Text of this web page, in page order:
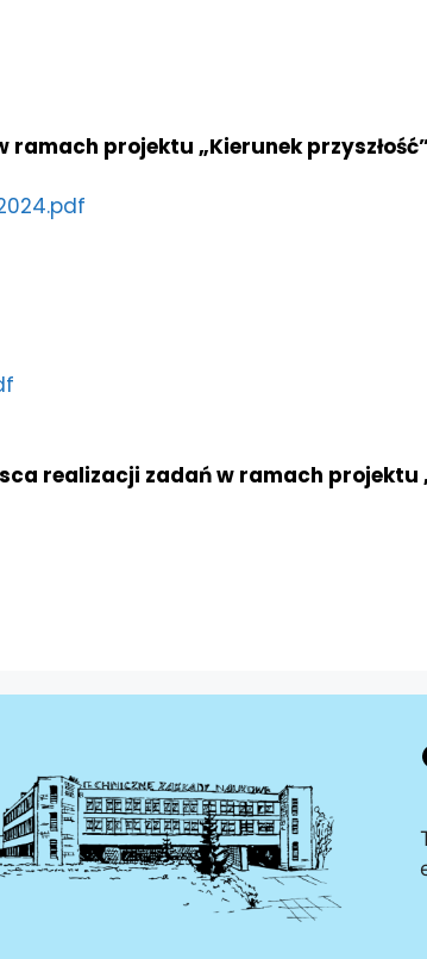
projektu „Kierunek
realizacji zadań w ramach projektu